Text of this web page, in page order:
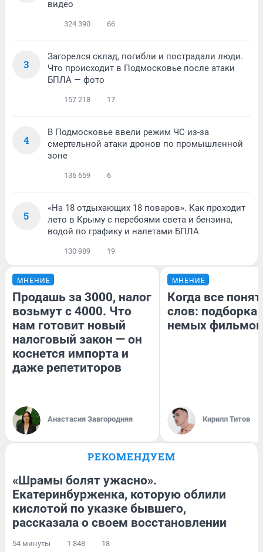
видео
324 390 66
3
Загорелся склад, погибли и пострадали люди.
Что происходит в Подмосковье после атаки
БПЛА — фото
157 218 17
4
В Подмосковье ввели режим ЧС из-за
смертельной атаки дронов по промышленной
зоне
136 659 6
5
«На 18 отдыхающих 18 поваров». Как проходит
лето в Крыму с перебоями света и бензина,
водой по графику и налетами БПЛА
130 989 19
МНЕНИЕ
Продашь за 3000, налог
возьмут с 4000. Что
нам готовит новый
налоговый закон — он
коснется импорта и
даже репетиторов
Анастасия Завгородняя
МНЕНИЕ
Когда все
слов: подборка
немых фильмов
Кирилл Титов
РЕКОМЕНДУЕМ
«Шрамы болят ужасно».
Екатеринбурженка, которую облили
кислотой по указке бывшего,
рассказала о своем восстановлении
54 минуты 1 848 18